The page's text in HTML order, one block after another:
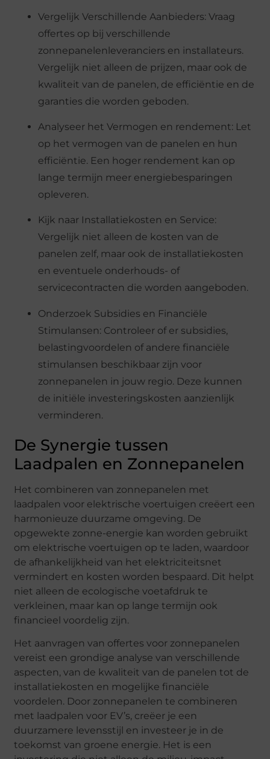
Vergelijk Verschillende Aanbieders: Vraag
offertes op bij verschillende
zonnepanelenleveranciers en installateurs.
Vergelijk niet alleen de prijzen, maar ook de
kwaliteit van de panelen, de efficiëntie en de
garanties die worden geboden.
Analyseer het Vermogen en rendement: Let
op het vermogen van de panelen en hun
efficiëntie. Een hoger rendement kan op
lange termijn meer energiebesparingen
opleveren.
Kijk naar Installatiekosten en Service:
Vergelijk niet alleen de kosten van de
panelen zelf, maar ook de installatiekosten
en eventuele onderhouds- of
servicecontracten die worden aangeboden.
Onderzoek Subsidies en Financiële
Stimulansen: Controleer of er subsidies,
belastingvoordelen of andere financiële
stimulansen beschikbaar zijn voor
zonnepanelen in jouw regio. Deze kunnen
de initiële investeringskosten aanzienlijk
verminderen.
De Synergie tussen
Laadpalen en Zonnepanelen
Het combineren van zonnepanelen met
laadpalen voor elektrische voertuigen creëert een
harmonieuze duurzame omgeving. De
opgewekte zonne-energie kan worden gebruikt
om elektrische voertuigen op te laden, waardoor
de afhankelijkheid van het elektriciteitsnet
vermindert en kosten worden bespaard. Dit helpt
niet alleen de ecologische voetafdruk te
verkleinen, maar kan op lange termijn ook
financieel voordelig zijn.
Het aanvragen van offertes voor zonnepanelen
vereist een grondige analyse van verschillende
aspecten, van de kwaliteit van de panelen tot de
installatiekosten en mogelijke financiële
voordelen. Door zonnepanelen te combineren
met laadpalen voor EV’s, creëer je een
duurzamere levensstijl en investeer je in de
toekomst van groene energie. Het is een